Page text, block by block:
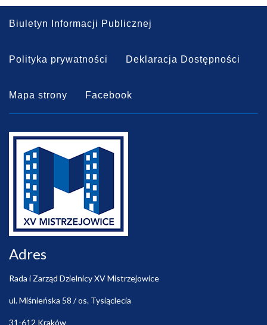
Biuletyn Informacji Publicznej
Polityka prywatności Deklaracja Dostępności
Mapa strony Facebook
Adres
Rada i Zarząd Dzielnicy XV Mistrzejowice
ul. Miśnieńska 58 / os. Tysiąclecia
31-612 Kraków